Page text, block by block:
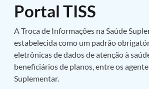
Portal TISS
A Troca de Informações na Saúde
estabelecida como um padrão
eletrônicas de dados de atenção à
beneficiários de planos, entre os
Suplementar.